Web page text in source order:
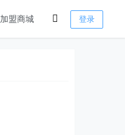
加盟商城 登录